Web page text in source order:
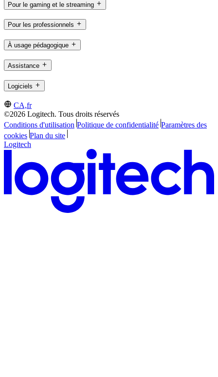
Pour le gaming et le streaming
Pour les professionnels
À usage pédagogique
Assistance
Logiciels
CA,fr
©2026 Logitech. Tous droits réservés
Conditions d'utilisation Politique de confidentialité Paramètres des
cookies Plan du site
Logitech